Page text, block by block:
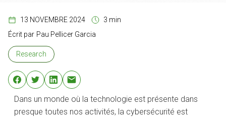
13 NOVEMBRE 2024
3 min
Écrit par Pau Pellicer Garcia
Research
Dans un monde où la technologie est présente dans
presque toutes nos activités, la cybersécurité est